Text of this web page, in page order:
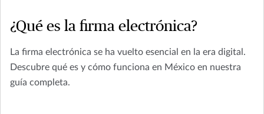
¿Qué es la firma electrónica?
La firma electrónica se ha vuelto esencial en la era digital.
Descubre qué es y cómo funciona en México en nuestra
guía completa.